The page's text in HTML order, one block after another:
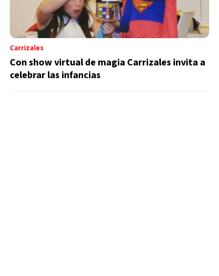
Carrizales
Con show virtual de magia Carrizales invita a
celebrar las infancias